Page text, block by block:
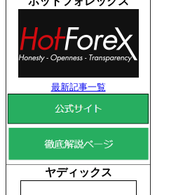
最新記事一覧
ヤディックス